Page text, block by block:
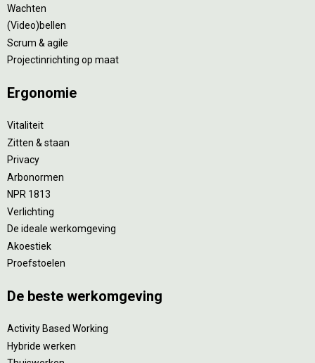
Wachten
(Video)bellen
Scrum & agile
Projectinrichting op maat
Ergonomie
Vitaliteit
Zitten & staan
Privacy
Arbonormen
NPR 1813
Verlichting
De ideale werkomgeving
Akoestiek
Proefstoelen
De beste werkomgeving
Activity Based Working
Hybride werken